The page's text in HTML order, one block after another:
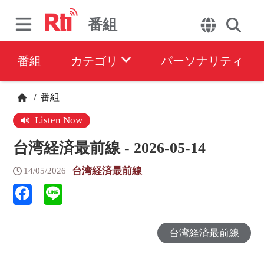
番組
番組 カテゴリ パーソナリティ
/ 番組
Listen Now
台湾経済最前線 - 2026-05-14
14/05/2026 台湾経済最前線
台湾経済最前線